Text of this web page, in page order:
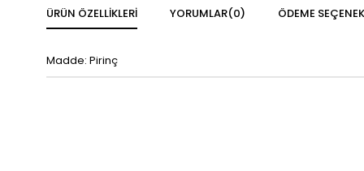
ÜRÜN ÖZELLIKLERI YORUMLAR(0) ÖDEME
Madde: Pirinç